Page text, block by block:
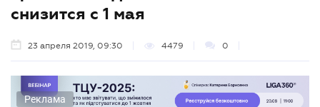
снизится с 1 мая
23 апреля 2019, 09:30 4479 0
Реклама